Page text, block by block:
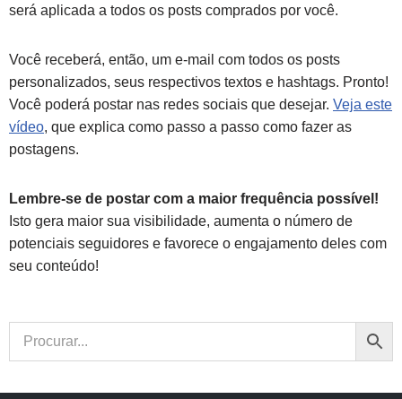
será aplicada a todos os posts comprados por você.
Você receberá, então, um e-mail com todos os posts
personalizados, seus respectivos textos e hashtags. Pronto!
Você poderá postar nas redes sociais que desejar. Veja este
vídeo, que explica como passo a passo como fazer as
postagens.
Lembre-se de postar com a maior frequência possível!
Isto gera maior sua visibilidade, aumenta o número de
potenciais seguidores e favorece o engajamento deles com
seu conteúdo!